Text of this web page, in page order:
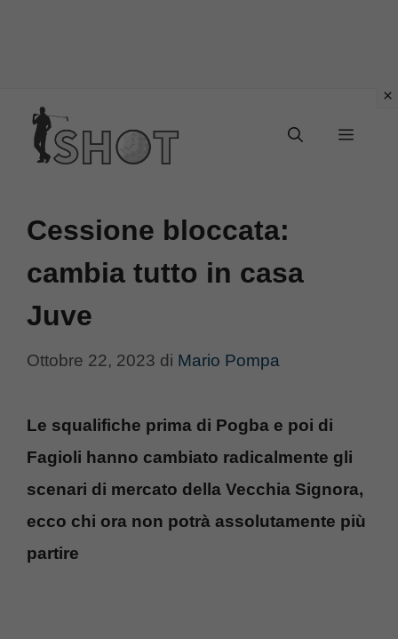
contenuto
Menu
Cessione bloccata:
cambia tutto in casa
Juve
Ottobre 22, 2023 di Mario Pompa
Le squalifiche prima di Pogba e poi di
Fagioli hanno cambiato radicalmente gli
scenari di mercato della Vecchia Signora,
ecco chi ora non potrà assolutamente più
partire